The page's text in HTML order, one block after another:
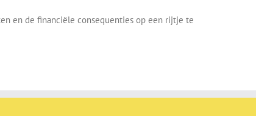
en de financiële consequenties op een rijtje te